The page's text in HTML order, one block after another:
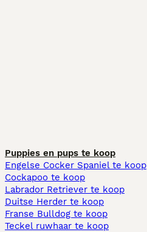
Puppies en pups te koop
Engelse Cocker Spaniel te koop
Cockapoo te koop
Labrador Retriever te koop
Duitse Herder te koop
Franse Bulldog te koop
Teckel ruwhaar te koop